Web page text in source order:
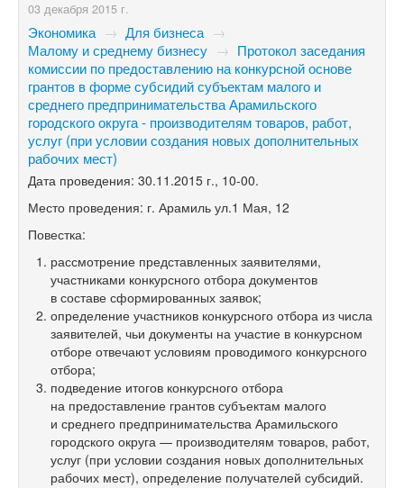
03 декабря 2015 г.
Экономика → Для бизнеса →
Малому и среднему бизнесу → Протокол заседания
комиссии по предоставлению на конкурсной основе
грантов в форме субсидий субъектам малого и
среднего предпринимательства Арамильского
городского округа - производителям товаров, работ,
услуг (при условии создания новых дополнительных
рабочих мест)
Дата проведения: 30.11.2015 г., 10-00.
Место проведения: г. Арамиль ул.1 Мая, 12
Повестка:
рассмотрение представленных заявителями,
участниками конкурсного отбора документов
в составе сформированных заявок;
определение участников конкурсного отбора из числа
заявителей, чьи документы на участие в конкурсном
отборе отвечают условиям проводимого конкурсного
отбора;
подведение итогов конкурсного отбора
на предоставление грантов субъектам малого
и среднего предпринимательства Арамильского
городского округа — производителям товаров, работ,
услуг (при условии создания новых дополнительных
рабочих мест), определение получателей субсидий.